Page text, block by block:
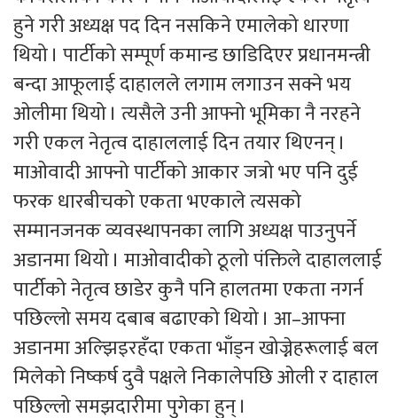
हुने गरी अध्यक्ष पद दिन नसकिने एमालेको धारणा
थियो । पार्टीको सम्पूर्ण कमान्ड छाडिदिएर प्रधानमन्त्री
बन्दा आफूलाई दाहालले लगाम लगाउन सक्ने भय
ओलीमा थियो । त्यसैले उनी आफ्नो भूमिका नै नरहने
गरी एकल नेतृत्व दाहाललाई दिन तयार थिएनन् ।
माओवादी आफ्नो पार्टीको आकार जत्रो भए पनि दुई
फरक धारबीचको एकता भएकाले त्यसको
सम्मानजनक व्यवस्थापनका लागि अध्यक्ष पाउनुपर्ने
अडानमा थियो । माओवादीको ठूलो पंक्तिले दाहाललाई
पार्टीको नेतृत्व छाडेर कुनै पनि हालतमा एकता नगर्न
पछिल्लो समय दबाब बढाएको थियो । आ–आफ्ना
अडानमा अल्झिइरहँदा एकता भाँड्न खोज्नेहरूलाई बल
मिलेको निष्कर्ष दुवै पक्षले निकालेपछि ओली र दाहाल
पछिल्लो समझदारीमा पुगेका हुन् ।